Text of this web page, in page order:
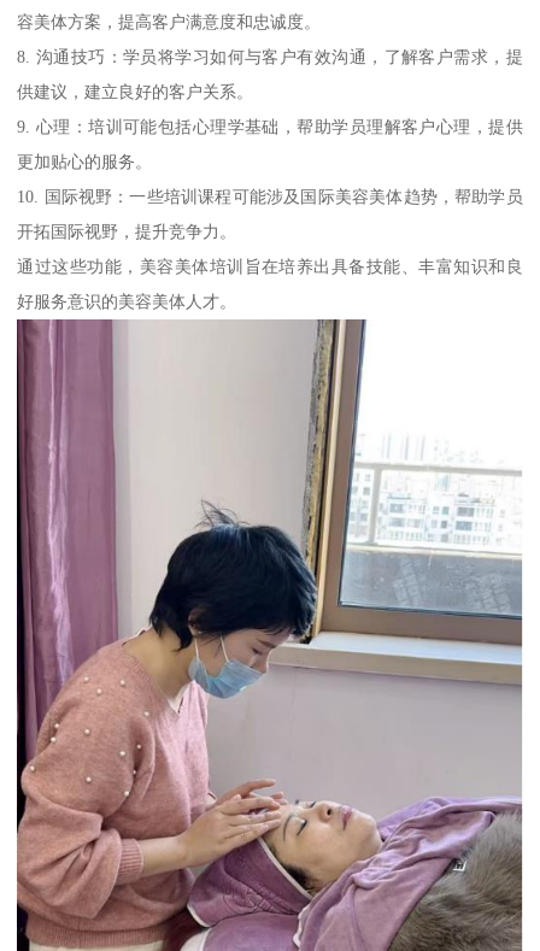
容美体方案，提高客户满意度和忠诚度。
8. 沟通技巧：学员将学习如何与客户有效沟通，了解客户需求，提
供建议，建立良好的客户关系。
9. 心理：培训可能包括心理学基础，帮助学员理解客户心理，提供
更加贴心的服务。
10. 国际视野：一些培训课程可能涉及国际美容美体趋势，帮助学员
开拓国际视野，提升竞争力。
通过这些功能，美容美体培训旨在培养出具备技能、丰富知识和良
好服务意识的美容美体人才。